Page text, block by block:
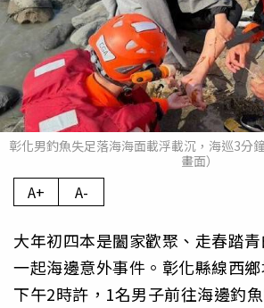
彰化男釣魚失足落海海面載浮載沉，海巡3分
畫面）
A+ A-
大年初四本是闔家歡聚、走春踏
一起海邊意外事件。彰化縣線西
下午2時許，1名男子前往海邊釣